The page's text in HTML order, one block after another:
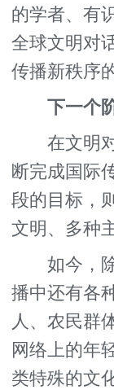
的学者、有
全球文明对
传播新秩序
下一个
在文明对
断完成国际
段的目标，
文明、多种
如今，除
播中还有各
人、农民群
网络上的年
类特殊的文